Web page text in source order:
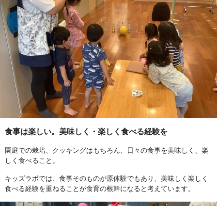
食事は楽しい。美味しく・楽しく食べる経験を
園庭での栽培、クッキングはもちろん、日々の食事を美味しく、楽
しく食べること。
キッズラボでは、食事そのものが原体験でもあり、美味しく楽しく
食べる経験を重ねることが食育の根幹になると考えています。